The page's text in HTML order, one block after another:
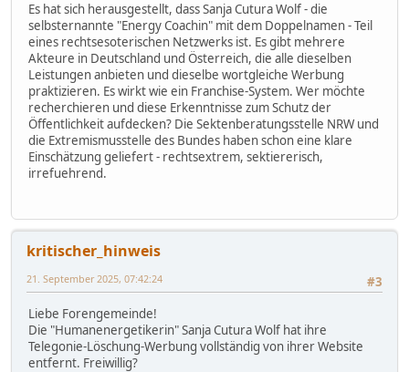
Es hat sich herausgestellt, dass Sanja Cutura Wolf - die
selbsternannte "Energy Coachin" mit dem Doppelnamen - Teil
eines rechtsesoterischen Netzwerks ist. Es gibt mehrere
Akteure in Deutschland und Österreich, die alle dieselben
Leistungen anbieten und dieselbe wortgleiche Werbung
praktizieren. Es wirkt wie ein Franchise-System. Wer möchte
recherchieren und diese Erkenntnisse zum Schutz der
Öffentlichkeit aufdecken? Die Sektenberatungsstelle NRW und
die Extremismusstelle des Bundes haben schon eine klare
Einschätzung geliefert - rechtsextrem, sektiererisch,
irrefuehrend.
kritischer_hinweis
#3
21. September 2025, 07:42:24
Liebe Forengemeinde!
Die "Humanenergetikerin" Sanja Cutura Wolf hat ihre
Telegonie-Löschung-Werbung vollständig von ihrer Website
entfernt. Freiwillig?